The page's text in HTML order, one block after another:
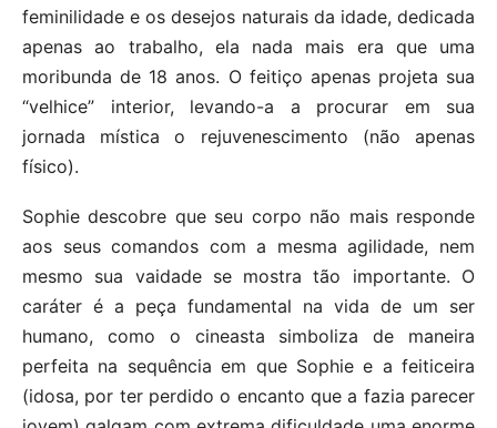
feminilidade e os desejos naturais da idade, dedicada
apenas ao trabalho, ela nada mais era que uma
moribunda de 18 anos. O feitiço apenas projeta sua
“velhice” interior, levando-a a procurar em sua
jornada mística o rejuvenescimento (não apenas
físico).
Sophie descobre que seu corpo não mais responde
aos seus comandos com a mesma agilidade, nem
mesmo sua vaidade se mostra tão importante. O
caráter é a peça fundamental na vida de um ser
humano, como o cineasta simboliza de maneira
perfeita na sequência em que Sophie e a feiticeira
(idosa, por ter perdido o encanto que a fazia parecer